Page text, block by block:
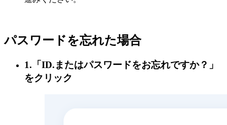
パスワードを忘れた場合
1.「ID.またはパスワードをお忘れですか？」
をクリック